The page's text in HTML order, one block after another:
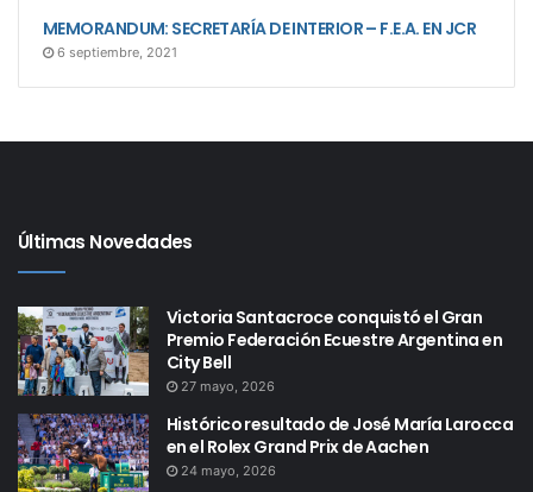
MEMORANDUM: SECRETARÍA DE INTERIOR – F.E.A. EN JCR
6 septiembre, 2021
Últimas Novedades
Victoria Santacroce conquistó el Gran
Premio Federación Ecuestre Argentina en
City Bell
27 mayo, 2026
Histórico resultado de José María Larocca
en el Rolex Grand Prix de Aachen
24 mayo, 2026